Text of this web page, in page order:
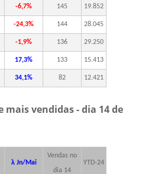
-6,7% 145 19.852
-24,3% 144 28.045
-1,9% 136 29.250
17,3% 133 15.413
34,1% 82 12.421
mais vendidas - dia 14de
λ Jn/Mai
Vendas no
dia 14
YTD-24